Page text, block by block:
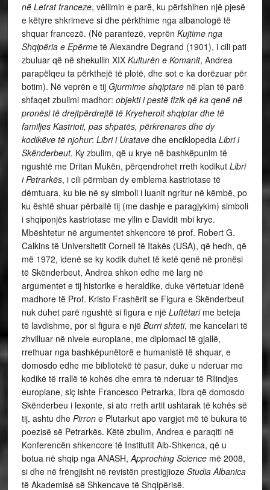
në Letrat franceze, vëllimin e parë, ku përfshihen një pjesë
e këtyre shkrimeve si dhe përkthime nga albanologë të
shquar francezë. (Në parantezë, veprën Kujtime nga
Shqipëria e Epërmetë Alexandre Degrand (1901), i cili pati
zbuluar që në shekullin XIX Kulturën e Komanit, Andrea
parapëlqeu ta përkthejë të plotë, dhe sot e ka dorëzuar për
botim). Në veprën e tij Gjurmime shqiptarenë plan të parë
shfaqet zbulimi madhor: objekti i pestë fizik që ka qenë në
pronësi të drejtpërdrejtë të Kryeheroit shqiptar dhe të
familjes Kastrioti, pas shpatës, përkrenares dhe dy
kodikëve të njohur: Libri i Uratavedhe enciklopedia Libri i
Skënderbeut. Ky zbulim, që u krye në bashkëpunim të
ngushtë me Dritan Mukën, përqendrohet rreth kodikut Libri
i Petrarkës, i cili përmban dy emblema kastriotase të
dëmtuara, ku bie në sy simboli i luanit ngritur në këmbë, po
ku është shuar përballë tij (me dashje e paragjykim) simboli
i shqiponjës kastriotase me yllin e Davidit mbi krye.
Mbështetur në argumentet shkencore të prof. Robert G.
Calkins të Universitetit Cornell të Itakës (USA), që hedh, që
më 1972, idenë se ky kodik duhet të ketë qenë në pronësi
të Skënderbeut, Andrea shkon edhe më larg në
argumentet e tij historike e heraldike, duke vërtetuar idenë
madhore të Prof. Kristo Frashërit se Figura e Skënderbeut
nuk duhet parë ngushtë si figura e një Luftëtarime beteja
të lavdishme, por si figura e një Burri shteti, me kancelari të
zhvilluar në nivele europiane, me diplomaci të gjallë,
rrethuar nga bashkëpunëtorë e humanistë të shquar, e
domosdo edhe me bibliotekë të pasur, duke u nderuar me
kodikë të rrallë të kohës dhe emra të nderuar të Rilindjes
europiane, siç ishte Francesco Petrarka, libra që domosdo
Skënderbeu i lexonte, si ato rreth artit ushtarak të kohës së
tij, ashtu dhe Pirrone Plutarkut apo vargjet më të bukura të
poezisë së Petrarkës. Këtë zbulim, Andrea e paraqiti në
Konferencën shkencore të Institutit Alb-Shkenca, që u
botua në shqip nga ANASH,Approching Science më 2008,
si dhe në frëngjisht në revistën prestigjioze Studia Albanica
të Akademisë së Shkencave të Shqipërisë.